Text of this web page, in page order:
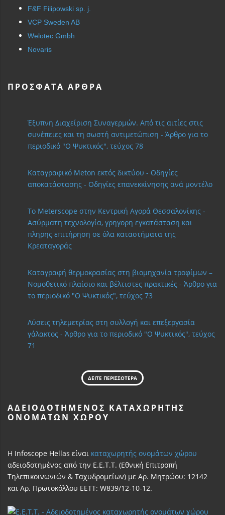
F&F Filipowski sp. j.
VCP Sweden AB
Welotec Gmbh
Novaris
ΠΡΌΣΦΑΤΑ ΆΡΘΡΑ
Έξυπνη Διαχείριση Συναγερμών. Από τις αιτίες στις
συνέπειες και τη σωστή αντιμετώπιση - Άρθρο για το
περιοδικό "Ο Ψυκτικός", τεύχος 78
Καταγραφικό Meton εκτός δικτύου - Οδηγίες
αποκατάστασης - Οδηγίες επανεκκίνησης ανά μοντέλο
Το Meterscope στην Κεντρική Αγορά Θεσσαλονίκης -
Ασύρματη τεχνολογία, γρηγορη εγκατάσταση και
πληρης επιτήρηση σε όλα καταστήματα της
Κρεαταγοράς
Καταγραφή θερμοκρασίας στη βιομηχανία τροφίμων –
Νομοθετικό πλαίσιο και βέλτιστες πρακτικές - Άρθρο για
το περιοδικό "Ο Ψυκτικός", τεύχος 73
Λύσεις τηλεμετρίας στη συλλογή και επεξεργασία
γάλακτος - Άρθρο για το περιοδικό "Ο Ψυκτικός", τεύχος
71
ΔΕΙΤΕ ΠΕΡΙΣΣΟΤΕΡΑ
ΑΔΕΙΟΔΟΤΗΜΈΝΟΣ ΚΑΤΑΧΩΡΗΤΉΣ
ΟΝΟΜΆΤΩΝ ΧΏΡΟΥ
Η Infoscope Hellas είναι καταχωρητής ονομάτων χώρου
αδειοδοτημένος από την Ε.Ε.Τ.Τ. (Εθνική Επιτροπή
Τηλεπικοινωνιών & Ταχυδρομείων) με Αρ. Μητρώου: 12142
και Αρ. Πρωτοκόλλου ΕΕΤΤ: W839/12-10-12.